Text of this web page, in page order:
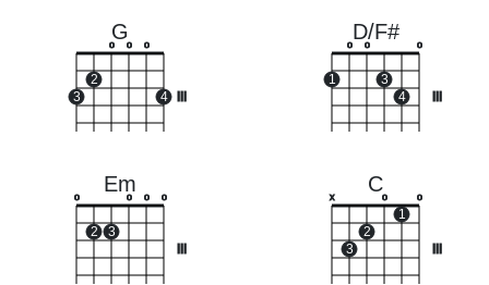
G
3
2
o o o
4
D/F#
1
o o
3
4
o
Em
o
2 3
o o o
C
x
3
2
o
1
o